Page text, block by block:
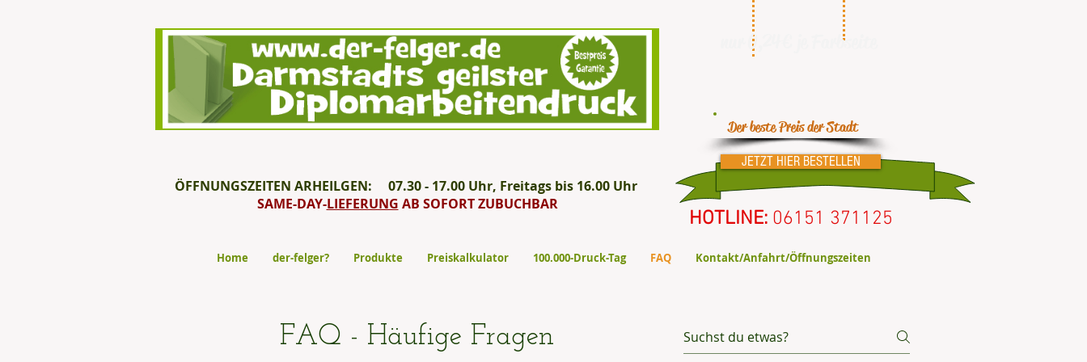
ÖFFNUNGSZEITEN ARHEILGEN: 07.30 - 17.00 Uhr, Freitags bis 16.00 Uhr
SAME-DAY-LIEFERUNG AB SOFORT ZUBUCHBAR
nur 0,24€ je Farbseite
Der beste Preis der Stadt
JETZT HIER BESTELLEN
HOTLINE: 06151 371125
Home der-felger? Produkte Preiskalkulator 100.000-Druck-Tag FAQ Kontakt/Anfahrt/Öffnungszeiten
FAQ - Häufige Fragen